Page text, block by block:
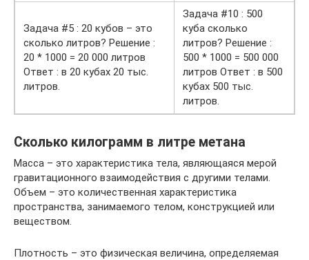
Задача #5 : 20 кубов – это
сколько литров? Решение :
20 * 1000 = 20 000 литров
Ответ : в 20 кубах 20 тыс.
литров.
Задача #10 : 500
куба сколько
литров? Решение :
500 * 1000 = 500 000
литров Ответ : в 500
кубах 500 тыс.
литров.
Сколько килограмм в литре метана
Масса – это характеристика тела, являющаяся мерой
гравитационного взаимодействия с другими телами.
Объем – это количественная характеристика
пространства, занимаемого телом, конструкцией или
веществом.
Плотность – это физическая величина, определяемая